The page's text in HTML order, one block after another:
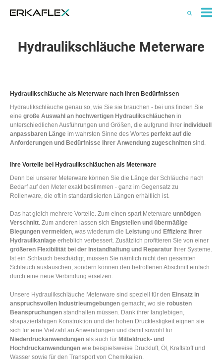
Hydraulikschläuche Meterware
Hydraulikschläuche als Meterware nach Ihren Bedürfnissen
Hydraulikschläuche genau so, wie Sie sie brauchen - bei uns finden Sie
eine große Auswahl an hochwertigen Hydraulikschläuchen in
unterschiedlichen Ausführungen und Größen, die aufgrund ihrer individuell
anpassbaren Länge im wahrsten Sinne des Wortes perfekt auf die
Anforderungen und Bedürfnisse Ihrer Anwendung zugeschnitten sind.
Ihre Vorteile bei Hydraulikschläuchen als Meterware
Denn bei unserer Meterware können Sie die Länge der Schläuche nach
Bedarf auf den Meter exakt bestimmen - ganz im Gegensatz zu
Rollenware, die oft in standardisierten Längen erhältlich ist.
Das hat gleich mehrere Vorteile. Zum einen spart Meterware unnötigen
Verschnitt. Zum anderen lassen sich Engstellen und übermäßige
Biegungen vermeiden, was wiederum die Leistung und Effizienz Ihrer
Hydraulikanlage erheblich verbessert. Zusätzlich profitieren Sie von einer
größeren Flexibilität bei der Instandhaltung und Reparatur Ihrer Systeme.
Ist ein Schlauch beschädigt, müssen Sie nämlich nicht den gesamten
Schlauch austauschen, sondern können den betroffenen Abschnitt einfach
durch eine neue Verbindung ersetzen.
Unsere Hydraulikschläuche Meterware sind speziell für den Einsatz in
anspruchsvollen Industrieumgebungen gemacht, wo sie robusten
Beanspruchungen standhalten müssen. Dank ihrer langlebigen,
strapazierfähigen Konstruktion und der hohen Druckfestigkeit eignen sie
sich für eine Vielzahl an Anwendungen und damit sowohl für
Niederdruckanwendungen als auch für Mitteldruck- und
Hochdruckanwendungen wie beispielsweise Druckluft, Öl, Kraftstoff und
Wasser sowie für den Transport von Chemikalien.